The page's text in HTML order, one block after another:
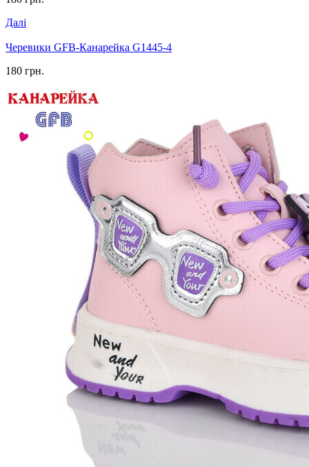
Далі
Черевики GFB-Канарейка G1445-4
180 грн.